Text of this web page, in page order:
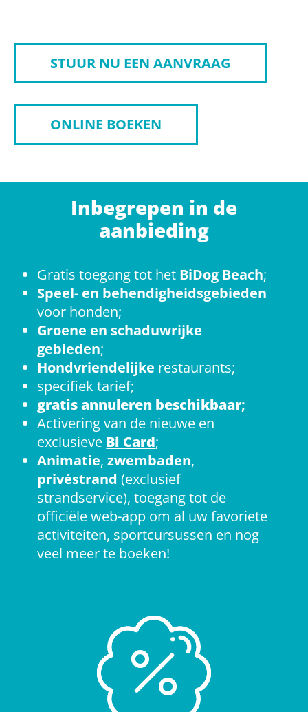
STUUR NU EEN AANVRAAG
ONLINE BOEKEN
Inbegrepen in de
aanbieding
Gratis toegang tot het BiDog Beach;
Speel- en behendigheidsgebieden
voor honden;
Groene en schaduwrijke
gebieden;
Hondvriendelijke restaurants;
specifiek tarief;
gratis annuleren beschikbaar;
Activering van de nieuwe en
exclusieve Bi Card;
Animatie,zwembaden,
privéstrand (exclusief
strandservice), toegang tot de
officiële web-app om al uw favoriete
activiteiten, sportcursussen en nog
veel meer te boeken!